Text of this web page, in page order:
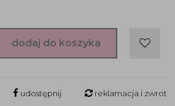
dodaj do koszyka
udostępnij
reklamacja i zwrot